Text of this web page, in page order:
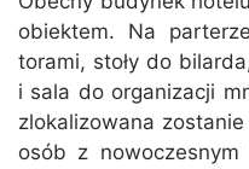
obiektem. Na
torami, stoły do
i sala do organizacji
zlokalizowana
osób z nowoczesnym